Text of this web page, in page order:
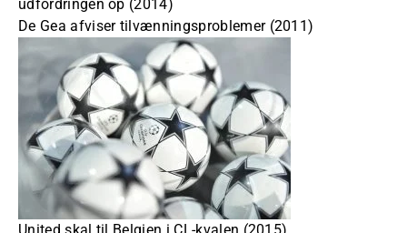
udfordringen op (2014)
De Gea afviser tilvænningsproblemer (2011)